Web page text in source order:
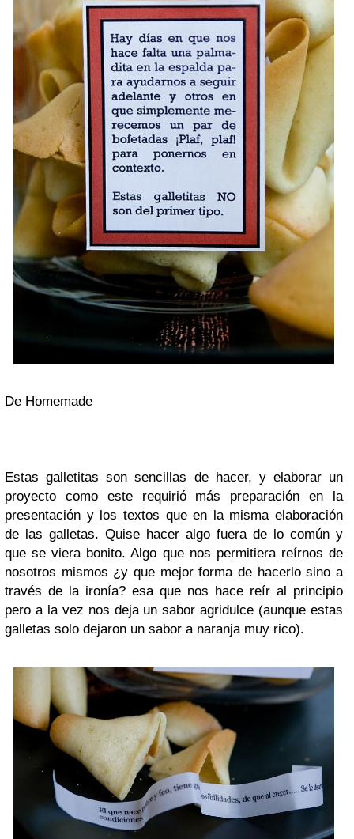
De Homemade
Estas galletitas son sencillas de hacer, y elaborar un
proyecto como este requirió más preparación en la
presentación y los textos que en la misma elaboración
de las galletas. Quise hacer algo fuera de lo común y
que se viera bonito. Algo que nos permitiera reírnos de
nosotros mismos ¿y que mejor forma de hacerlo sino a
través de la ironía? esa que nos hace reír al principio
pero a la vez nos deja un sabor agridulce (aunque estas
galletas solo dejaron un sabor a naranja muy rico).